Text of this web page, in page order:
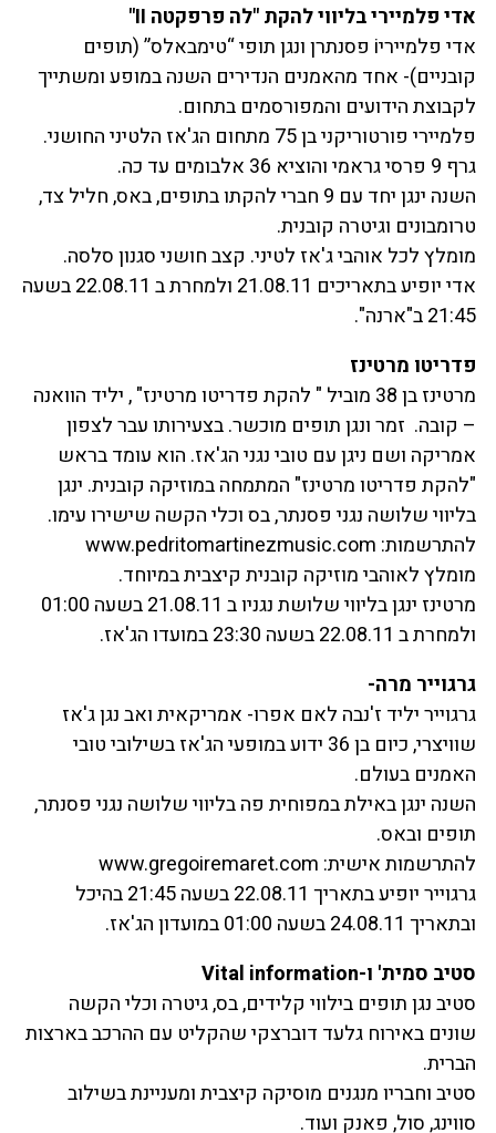
אדי פלמיירי בליווי להקת "לה פרפקטה II"
אדי פלמייריi פסנתרן ונגן תופי “טימבאלס” (תופים
קובניים)- אחד מהאמנים הנדירים השנה במופע ומשתייך
לקבוצת הידועים והמפורסמים בתחום.
פלמיירי פורטוריקני בן 75 מתחום הג'אז הלטיני החושני.
גרף 9 פרסי גראמי והוציא 36 אלבומים עד כה.
השנה ינגן יחד עם 9 חברי להקתו בתופים, באס, חליל צד,
טרומבונים וגיטרה קובנית.
מומלץ לכל אוהבי ג'אז לטיני. קצב חושני סגנון סלסה.
אדי יופיע בתאריכים 21.08.11 ולמחרת ב 22.08.11 בשעה
21:45 ב"ארנה".
פדריטו מרטינז
מרטינז בן 38 מוביל " להקת פדריטו מרטינז" , יליד הוואנה
– קובה. זמר ונגן תופים מוכשר. בצעירותו עבר לצפון
אמריקה ושם ניגן עם טובי נגני הג'אז. הוא עומד בראש
"להקת פדריטו מרטינז" המתמחה במוזיקה קובנית. ינגן
בליווי שלושה נגני פסנתר, בס וכלי הקשה שישירו עימו.
להתרשמות: www.pedritomartinezmusic.com
מומלץ לאוהבי מוזיקה קובנית קיצבית במיוחד.
מרטינז ינגן בליווי שלושת נגניו ב 21.08.11 בשעה 01:00
ולמחרת ב 22.08.11 בשעה 23:30 במועדו הג'אז.
גרגוייר מרה-
גרגוייר יליד ז'נבה לאם אפרו- אמריקאית ואב נגן ג'אז
שוויצרי, כיום בן 36 ידוע במופעי הג'אז בשילובי טובי
האמנים בעולם.
השנה ינגן באילת במפוחית פה בליווי שלושה נגני פסנתר,
תופים ובאס.
להתרשמות אישית: www.gregoiremaret.com
גרגוייר יופיע בתאריך 22.08.11 בשעה 21:45 בהיכל
ובתאריך 24.08.11 בשעה 01:00 במועדון הג'אז.
סטיב סמית' ו-Vital information
סטיב נגן תופים בילווי קלידים, בס, גיטרה וכלי הקשה
שונים באירוח גלעד דוברצקי שהקליט עם ההרכב בארצות
הברית.
סטיב וחבריו מנגנים מוסיקה קיצבית ומעניינת בשילוב
סווינג, סול, פאנק ועוד.